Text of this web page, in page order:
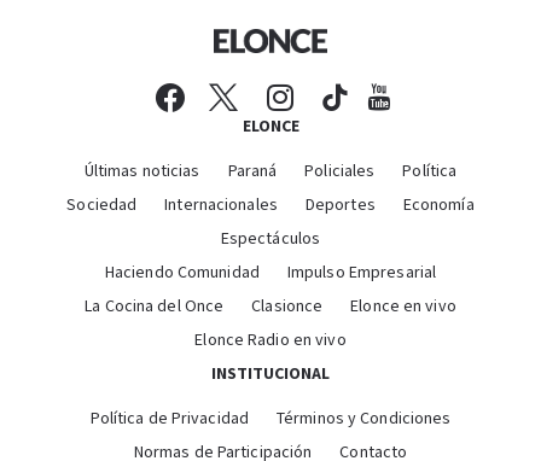
ELONCE
Últimas noticias Paraná Policiales
Política
Sociedad
Internacionales Deportes
Economía
Espectáculos
Haciendo Comunidad
Impulso Empresarial
La Cocina del Once
Clasionce
Elonce en vivo
Elonce Radio en vivo
INSTITUCIONAL
Política de Privacidad
Términos y Condiciones
Normas de Participación
Contacto